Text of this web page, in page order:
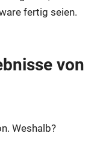
fertig seien.
von
Weshalb?